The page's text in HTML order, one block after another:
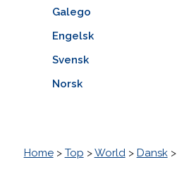
Galego
Engelsk
Svensk
Norsk
Home> Top >World> Dansk>